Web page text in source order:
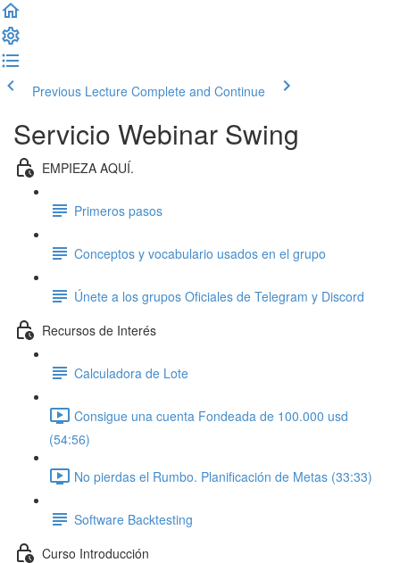
Previous Lecture Complete and Continue
Servicio Webinar Swing
EMPIEZA AQUÍ.
Primeros pasos
Conceptos y vocabulario usados en el grupo
Únete a los grupos Oficiales de Telegram y Discord
Recursos de Interés
Calculadora de Lote
Consigue una cuenta Fondeada de 100.000 usd
(54:56)
No pierdas el Rumbo. Planificación de Metas (33:33)
Software Backtesting
Curso Introducción